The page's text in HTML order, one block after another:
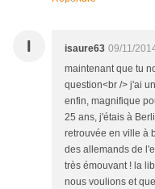
I isaure63 09/11/
maintenant que tu
question<br /> j'ai
enfin, magnifique
25 ans, j'étais à
retrouvée en ville à
des allemands de
très émouvant ! la
nous voulions et